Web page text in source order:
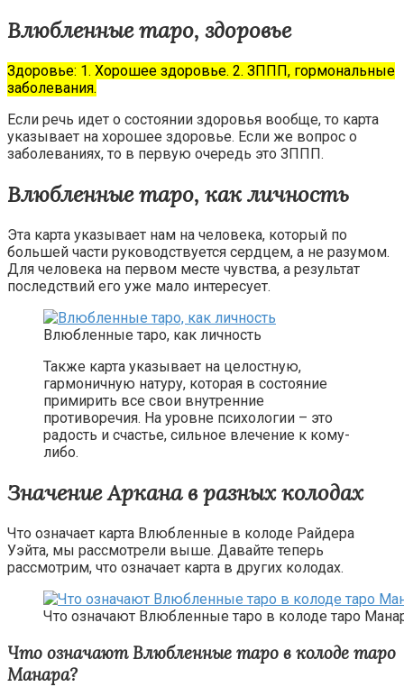
Влюбленные таро, здоровье
Здоровье: 1. Хорошее здоровье. 2. ЗППП, гормональные
заболевания.
Если речь идет о состоянии здоровья вообще, то карта
указывает на хорошее здоровье. Если же вопрос о
заболеваниях, то в первую очередь это ЗППП.
Влюбленные таро, как личность
Эта карта указывает нам на человека, который по
большей части руководствуется сердцем, а не разумом.
Для человека на первом месте чувства, а результат
последствий его уже мало интересует.
Влюбленные таро, как личность
Также карта указывает на целостную,
гармоничную натуру, которая в состояние
примирить все свои внутренние
противоречия. На уровне психологии – это
радость и счастье, сильное влечение к кому-
либо.
Значение Аркана в разных колодах
Что означает карта Влюбленные в колоде Райдера
Уэйта, мы рассмотрели выше. Давайте теперь
рассмотрим, что означает карта в других колодах.
Что означают Влюбленные таро в колоде таро
Что означают Влюбленные таро в колоде таро
Манара?